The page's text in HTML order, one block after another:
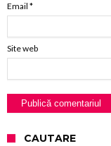
Email *
Site web
CAUTARE